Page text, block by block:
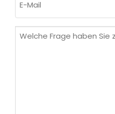
Mail
Welche